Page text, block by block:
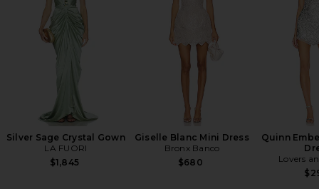
Silver Sage Crystal Gown
LA FUORI
$1,845
Giselle Blanc Mini Dress
Bronx Banco
$680
Quinn
Lovers